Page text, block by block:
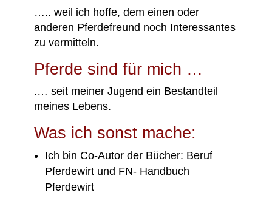
….. weil ich hoffe, dem einen oder
anderen Pferdefreund noch Interessantes
zu vermitteln.
Pferde sind für mich …
.… seit meiner Jugend ein Bestandteil
meines Lebens.
Was ich sonst mache:
Ich bin Co-Autor der Bücher: Beruf
Pferdewirt und FN- Handbuch
Pferdewirt